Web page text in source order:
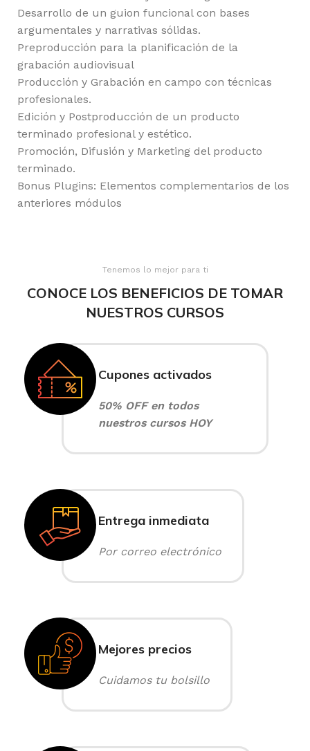
Desarrollo de un guion funcional con bases
argumentales y narrativas sólidas.
Preproducción para la planificación de la
grabación audiovisual
Producción y Grabación en campo con técnicas
profesionales.
Edición y Postproducción de un producto
terminado profesional y estético.
Promoción, Difusión y Marketing del producto
terminado.
Bonus Plugins: Elementos complementarios de los
anteriores módulos
Tenemos lo mejor para ti
CONOCE LOS BENEFICIOS DE TOMAR
NUESTROS CURSOS
Cupones activados
50% OFF en todos
nuestros cursos HOY
Entrega inmediata
Por correo electrónico
Mejores precios
Cuidamos tu bolsillo